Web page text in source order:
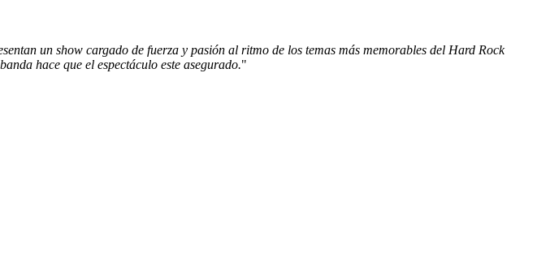
un show cargado de fuerza y pasión al ritmo de los temas más memorables del Hard Rock
hace que el espectáculo este asegurado."